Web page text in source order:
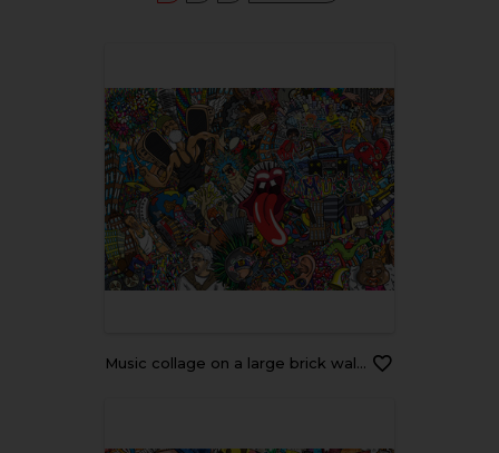
Music collage on a large brick wall, graffiti